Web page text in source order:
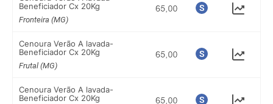
Beneficiador Cx 20Kg
Fronteira (MG)
Cenoura Verão A lavada-
Beneficiador Cx 20Kg
Frutal (MG)
Cenoura Verão A lavada-
Beneficiador Cx 20Kg